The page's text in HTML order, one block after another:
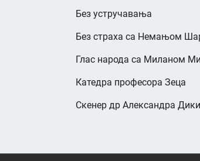
Без устручавања
Без страха са Немањом
Глас народа са Миланом
Катедра професора Зеца
Скенер др Александра